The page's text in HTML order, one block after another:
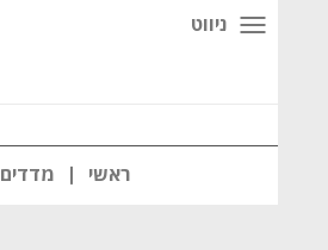
ניווט
ראשי מדדים